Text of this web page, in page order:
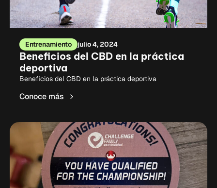
Entrenamiento julio 4, 2024
Beneficios del CBD en la práctica
deportiva
Beneficios del CBD en la práctica deportiva
Conoce más